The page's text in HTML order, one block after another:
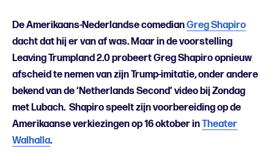
De Amerikaans-Nederlandse comedianGreg Shapiro
dacht dat hij er van af was. Maar in de voorstelling
Leaving Trumpland 2.0 probeert Greg Shapiro opnieuw
afscheid te nemen van zijn Trump-imitatie, onder andere
bekend van de ‘Netherlands Second’ video bij Zondag
met Lubach. Shapiro speelt zijn voorbereiding op de
Amerikaanse verkiezingen op 16 oktober inTheater
Walhalla.